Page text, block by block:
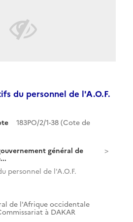
du personnel de l'A.O.F.
183PO/2/1-38 (Cote de
général de
personnel de l'A.O.F.
de l'Afrique occidentale
à DAKAR